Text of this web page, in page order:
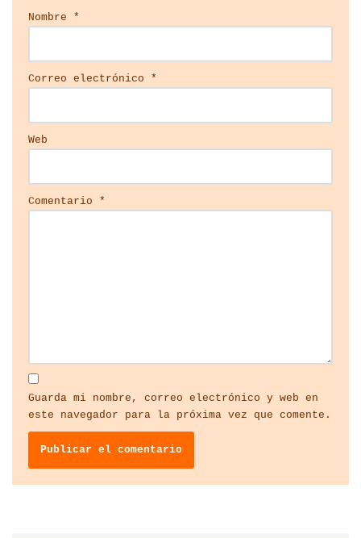
Nombre *
Correo electrónico *
Web
Comentario *
Guarda mi nombre, correo electrónico y web en
este navegador para la próxima vez que comente.